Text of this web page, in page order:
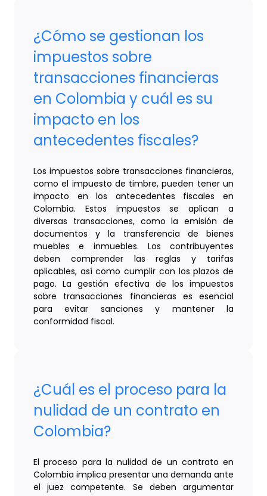
¿Cómo se gestionan los
impuestos sobre
transacciones financieras
en Colombia y cuál es su
impacto en los
antecedentes fiscales?
Los impuestos sobre transacciones financieras,
como el impuesto de timbre, pueden tener un
impacto en los antecedentes fiscales en
Colombia. Estos impuestos se aplican a
diversas transacciones, como la emisión de
documentos y la transferencia de bienes
muebles e inmuebles. Los contribuyentes
deben comprender las reglas y tarifas
aplicables, así como cumplir con los plazos de
pago. La gestión efectiva de los impuestos
sobre transacciones financieras es esencial
para evitar sanciones y mantener la
conformidad fiscal.
¿Cuál es el proceso para la
nulidad de un contrato en
Colombia?
El proceso para la nulidad de un contrato en
Colombia implica presentar una demanda ante
el juez competente. Se deben argumentar